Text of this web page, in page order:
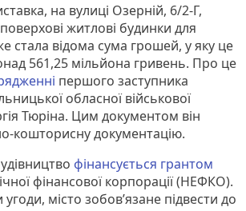
на вулиці Озерній, 6/2-Г,
житлові будинки для
стала відома сума грошей, у яку це
561,25 мільйона гривень. Про це
першого заступника
обласної військової
Тюріна. Цим документом він
кошторисну документацію.
фінансується грантом
фінансової корпорації (НЕФКО).
місто зобов’язане підвести до